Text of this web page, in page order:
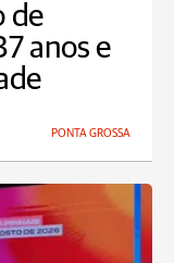
de
anos e
PONTA GROSSA